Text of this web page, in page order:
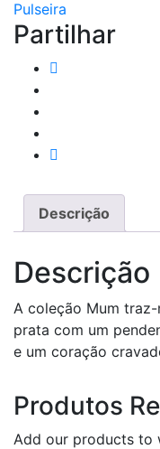
Menino
Pulseira
Partilhar
Descrição
Descrição
A coleção Mum
prata com um
e um coração
Produtos
Add our products to